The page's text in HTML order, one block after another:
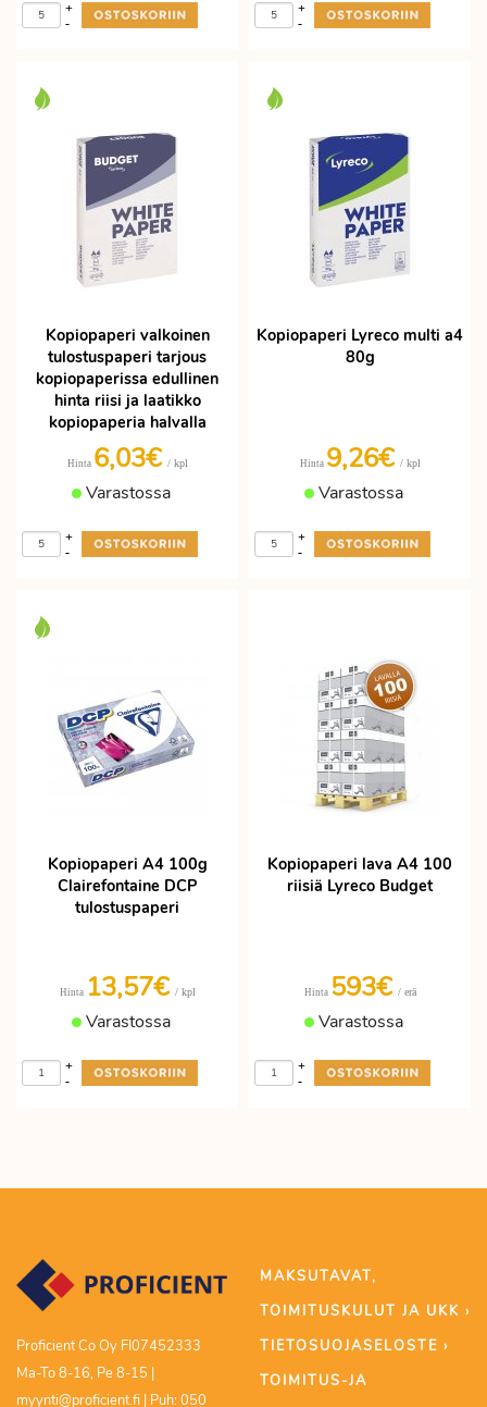
-
+
-
+
Kopiopaperi valkoinen
tulostuspaperi tarjous
kopiopaperissa edullinen
hinta riisi ja laatikko
kopiopaperia halvalla
Hinta 6,03€ / kpl
Varastossa
-
+
Kopiopaperi Lyreco multi a4
80g
Hinta 9,26€ / kpl
Varastossa
-
+
Kopiopaperi A4 100g
Clairefontaine DCP
tulostuspaperi
Hinta 13,57€ / kpl
Varastossa
-
+
Kopiopaperi lava A4 100
riisiä Lyreco Budget
Hinta 593€ / erä
Varastossa
-
+
Proficient Co Oy FI07452333
Ma-To 8-16, Pe 8-15 |
myynti@proficient.fi | Puh: 050
MAKSUTAVAT,
TOIMITUSKULUT JA UKK ›
TIETOSUOJASELOSTE ›
TOIMITUS-JA